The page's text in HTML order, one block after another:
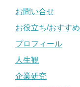
お問い合せ
お役立ち/おすすめ
プロフィール
人生観
企業研究